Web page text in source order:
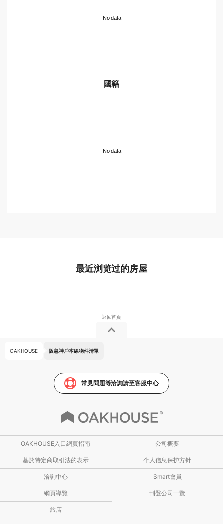
No data
國籍
No data
最近浏览过的房屋
OAKHOUSE 阪急神戶本線物件清單
常見問題等洽詢請至客服中心
OAKHOUSE入口網頁指南 公司概要
基於特定商取引法的表示 个人信息保护方针
洽詢中心 Smart會員
網頁導覽 刊登公司一覽
旅店